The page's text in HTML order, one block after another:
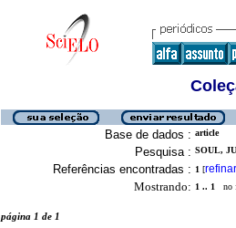
Base de dados : article
Pesquisa : SOUL,
Referências encontradas : 1 [refinar
Mostrando: 1 .. 1 no
página 1 de 1